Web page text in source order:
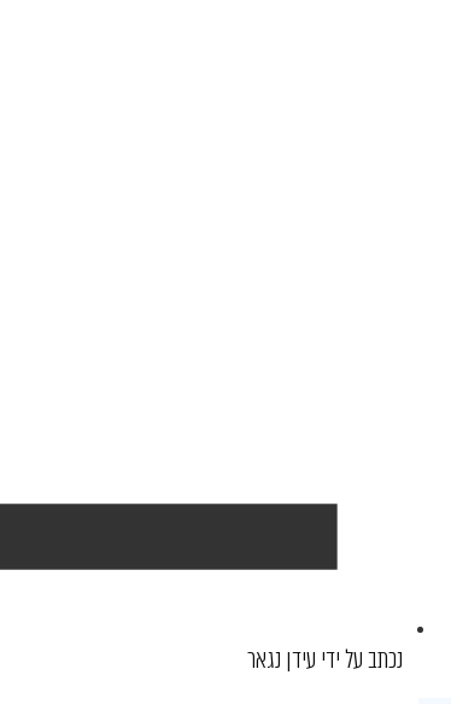
נכתב על ידי עידן נגאר